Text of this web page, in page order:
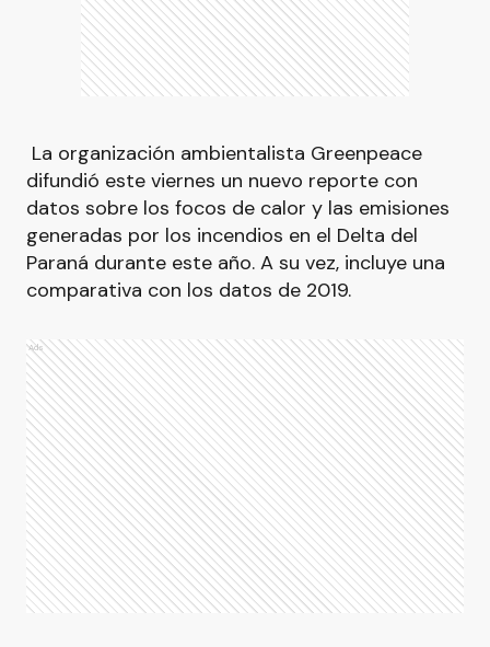
La organización ambientalista Greenpeace
difundió este viernes un nuevo reporte con
datos sobre los focos de calor y las emisiones
generadas por los incendios en el Delta del
Paraná durante este año. A su vez, incluye una
comparativa con los datos de 2019.
Ads